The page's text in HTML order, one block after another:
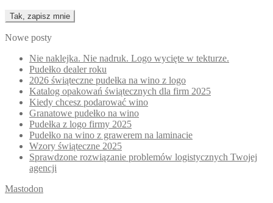
Nowe posty
Nie naklejka. Nie nadruk. Logo wycięte w tekturze.
Pudełko dealer roku
2026 świąteczne pudełka na wino z logo
Katalog opakowań świątecznych dla firm 2025
Kiedy chcesz podarować wino
Granatowe pudełko na wino
Pudełka z logo firmy 2025
Pudełko na wino z grawerem na laminacie
Wzory świąteczne 2025
Sprawdzone rozwiązanie problemów logistycznych Twojej
agencji
Mastodon